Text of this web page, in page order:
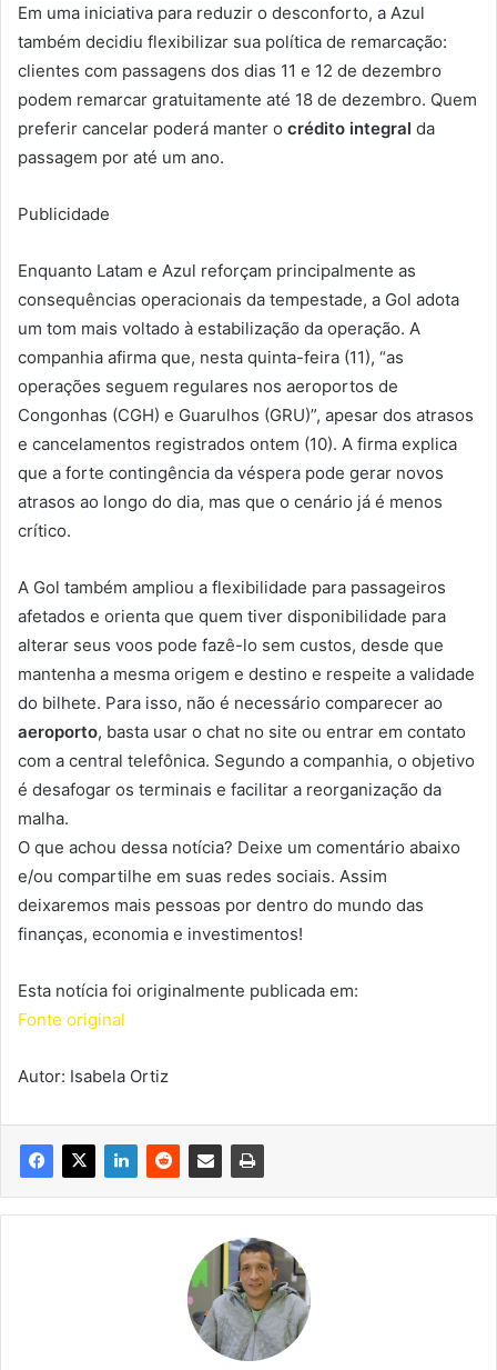
Em uma iniciativa para reduzir o desconforto, a Azul
também decidiu flexibilizar sua política de remarcação:
clientes com passagens dos dias 11 e 12 de dezembro
podem remarcar gratuitamente até 18 de dezembro. Quem
preferir cancelar poderá manter o crédito integral da
passagem por até um ano.
Publicidade
Enquanto Latam e Azul reforçam principalmente as
consequências operacionais da tempestade, a Gol adota
um tom mais voltado à estabilização da operação. A
companhia afirma que, nesta quinta-feira (11), “as
operações seguem regulares nos aeroportos de
Congonhas (CGH) e Guarulhos (GRU)”, apesar dos atrasos
e cancelamentos registrados ontem (10). A firma explica
que a forte contingência da véspera pode gerar novos
atrasos ao longo do dia, mas que o cenário já é menos
crítico.
A Gol também ampliou a flexibilidade para passageiros
afetados e orienta que quem tiver disponibilidade para
alterar seus voos pode fazê-lo sem custos, desde que
mantenha a mesma origem e destino e respeite a validade
do bilhete. Para isso, não é necessário comparecer ao
aeroporto, basta usar o chat no site ou entrar em contato
com a central telefônica. Segundo a companhia, o objetivo
é desafogar os terminais e facilitar a reorganização da
malha.
O que achou dessa notícia? Deixe um comentário abaixo
e/ou compartilhe em suas redes sociais. Assim
deixaremos mais pessoas por dentro do mundo das
finanças, economia e investimentos!
Esta notícia foi originalmente publicada em:
Fonte original
Autor: Isabela Ortiz